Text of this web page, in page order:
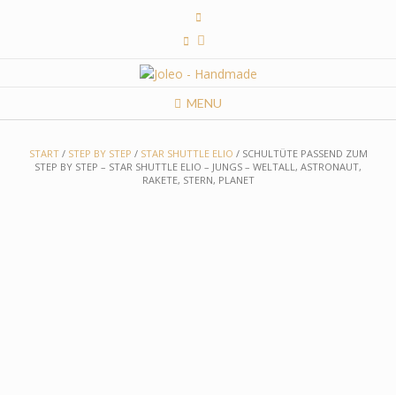
MENU
START/ STEP BY STEP / STAR SHUTTLE ELIO / SCHULTÜTE PASSEND ZUM
STEP BY STEP – STAR SHUTTLE ELIO – JUNGS – WELTALL, ASTRONAUT,
RAKETE, STERN, PLANET